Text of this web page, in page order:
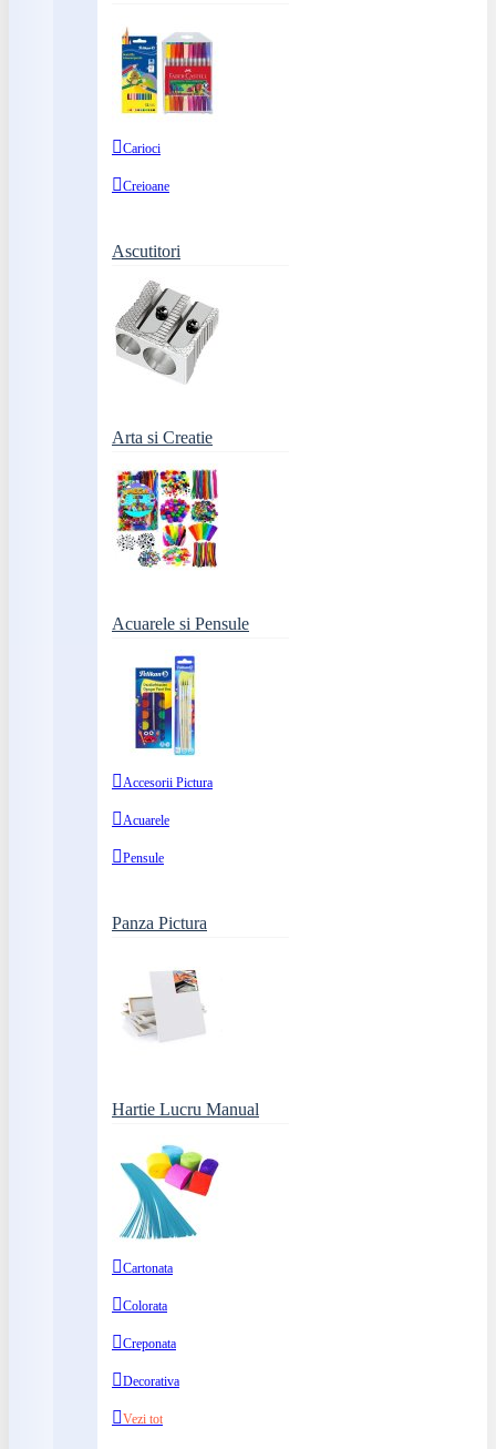
Carioci
Creioane
Ascutitori
Arta si Creatie
Acuarele si Pensule
Accesorii Pictura
Acuarele
Pensule
Panza Pictura
Hartie Lucru Manual
Cartonata
Colorata
Creponata
Decorativa
Vezi tot